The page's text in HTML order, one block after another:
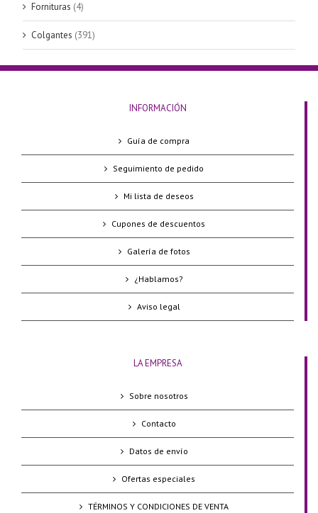
Fornituras (4)
Colgantes (391)
INFORMACIÓN
Guía de compra
Seguimiento de pedido
Mi lista de deseos
Cupones de descuentos
Galería de fotos
¿Hablamos?
Aviso legal
LA EMPRESA
Sobre nosotros
Contacto
Datos de envío
Ofertas especiales
TÉRMINOS Y CONDICIONES DE VENTA